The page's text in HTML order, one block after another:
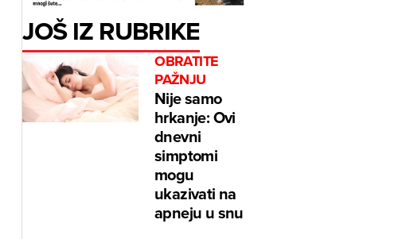
JOŠ IZ RUBRIKE
OBRATITE
PAŽNJU
Nije samo
hrkanje: Ovi
dnevni
simptomi
mogu
ukazivati na
apneju u snu